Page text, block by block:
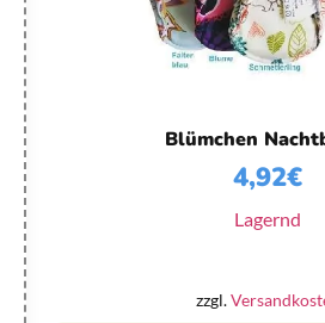
Blümchen
4,92€
Lagernd
zzgl.